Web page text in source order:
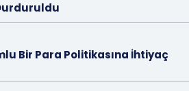
Bir Para Politikasına İhtiyaç